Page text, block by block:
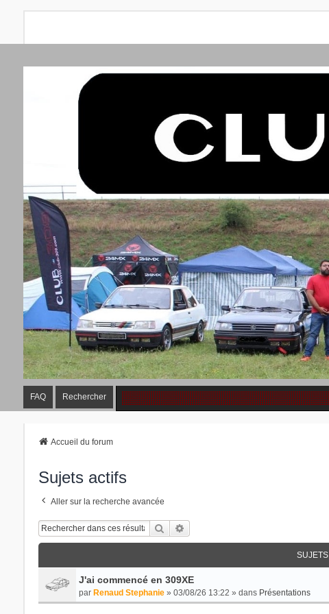
FAQ Rechercher
Accueil du forum
Sujets actifs
Aller sur la recherche avancée
Rechercher
SUJETS
J'ai commencé en 309XE
par Renaud Stephanie» 03/08/26 13:22 » dans Présentations